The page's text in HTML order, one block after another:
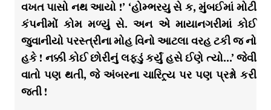
વખત પાસો નથ આયો !’ ‘હોમ્ભરયુ સે ક, મુંબઈમાં મોટી
કંપનીમોં કોમ મળ્યું સે. અન એ માયાનગરીમાં કોઈ
જુવાનીયો પરસ્ત્રીના મોહ વિનો આટલા વરહ ટકી જ નો
હકે ! નક્કી કોઈ છોરીનું લફડું કર્યું હસે ઈણે ત્યો…’ જેવી
વાતો પણ થતી, જે અંબરના ચારિત્ર્ય પર પણ પ્રશ્નો કરી
જતી !